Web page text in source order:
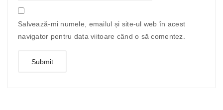
Salvează-mi numele, emailul și site-ul web în acest
navigator pentru data viitoare când o să comentez.